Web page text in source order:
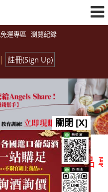
運專區 瀏覽紀錄
| 註冊(Sign Up)
酒類商品 專業
關閉 [X]